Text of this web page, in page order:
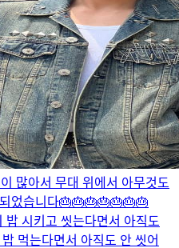
많아서 무대 위에서 아무것도
었습니다🎂🎂🎂🎂🎂🎂🎂
밥 시키고 씻는다면서 아직도
먹는다면서 아직도 안 씻어